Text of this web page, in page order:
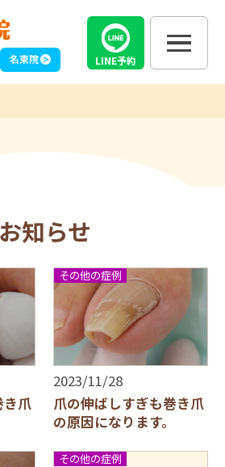
名東院 LINE予約
お知らせ
き爪
その他の症例
2023/11/28
爪の伸ばしすぎも巻き爪
の原因になります。
その他の症例